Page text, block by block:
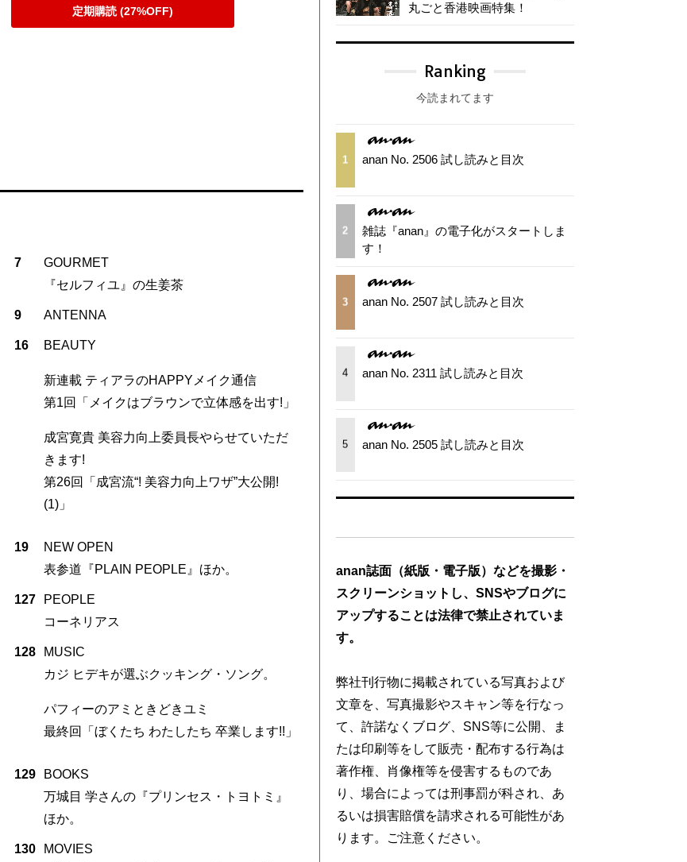
定期購読 (27%OFF)
7
GOURMET
『セルフィユ』の生姜茶
9 ANTENNA
16 BEAUTY
新連載 ティアラのHAPPYメイク通信
第1回「メイクはブラウンで立体感を出す!」
成宮寛貴 美容力向上委員長やらせていただ
きます!
第26回「成宮流“! 美容力向上ワザ”大公開!
(1)」
19
NEW OPEN
表参道『PLAIN PEOPLE』ほか。
127
PEOPLE
コーネリアス
128
MUSIC
カジ ヒデキが選ぶクッキング・ソング。
パフィーのアミときどきユミ
最終回「ぼくたち わたしたち 卒業します!!」
129
BOOKS
万城目 学さんの『プリンセス・トヨトミ』
ほか。
130
MOVIES
丸ごと香港映画特集！
Ranking
今読まれてます
1 anan No. 2506 試し読みと目次
2
雑誌『anan』の電子化がスタートしま
す！
3 anan No. 2507 試し読みと目次
4 anan No. 2311 試し読みと目次
5 anan No. 2505 試し読みと目次
anan誌面（紙版・電子版）などを撮影・
スクリーンショットし、SNSやブログに
アップすることは法律で禁止されていま
す。
弊社刊行物に掲載されている写真および
文章を、写真撮影やスキャン等を行なっ
て、許諾なくブログ、SNS等に公開、ま
たは印刷等をして販売・配布する行為は
著作権、肖像権等を侵害するものであ
り、場合によっては刑事罰が科され、あ
るいは損害賠償を請求される可能性があ
ります。ご注意ください。